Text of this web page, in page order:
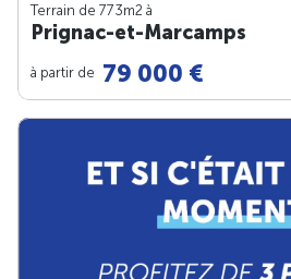
Terrain de 773m2 à
Prignac-et-Marcamps
à partir de 79 000 €